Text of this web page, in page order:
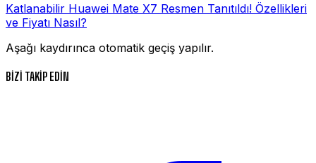
Katlanabilir Huawei Mate X7 Resmen Tanıtıldı! Özellikleri
ve Fiyatı Nasıl?
Aşağı kaydırınca otomatik geçiş yapılır.
BİZİ TAKİP EDİN